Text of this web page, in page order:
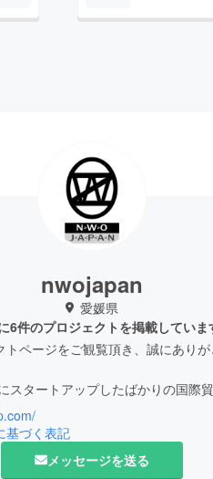
nwojapan
愛媛県
6件のプロジェクトを掲載していま
トページをご観覧頂き、誠にあり
スタートアップしたばかりの国際
素晴らしい商品をジャンル問わず
参ります。
易の他に、
基づく表記
メッセージを送る